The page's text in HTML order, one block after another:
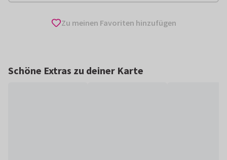
Zu meinen Favoriten hinzufügen
Schöne Extras zu deiner Karte